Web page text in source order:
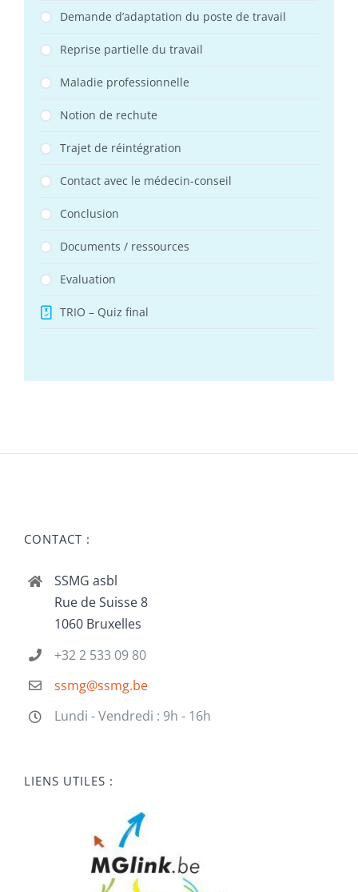
Demande d’adaptation du poste de travail
Reprise partielle du travail
Maladie professionnelle
Notion de rechute
Trajet de réintégration
Contact avec le médecin-conseil
Conclusion
Documents / ressources
Evaluation
TRIO – Quiz final
CONTACT :
SSMG asbl
Rue de Suisse 8
1060 Bruxelles
+32 2 533 09 80
ssmg@ssmg.be
Lundi - Vendredi : 9h - 16h
LIENS UTILES :